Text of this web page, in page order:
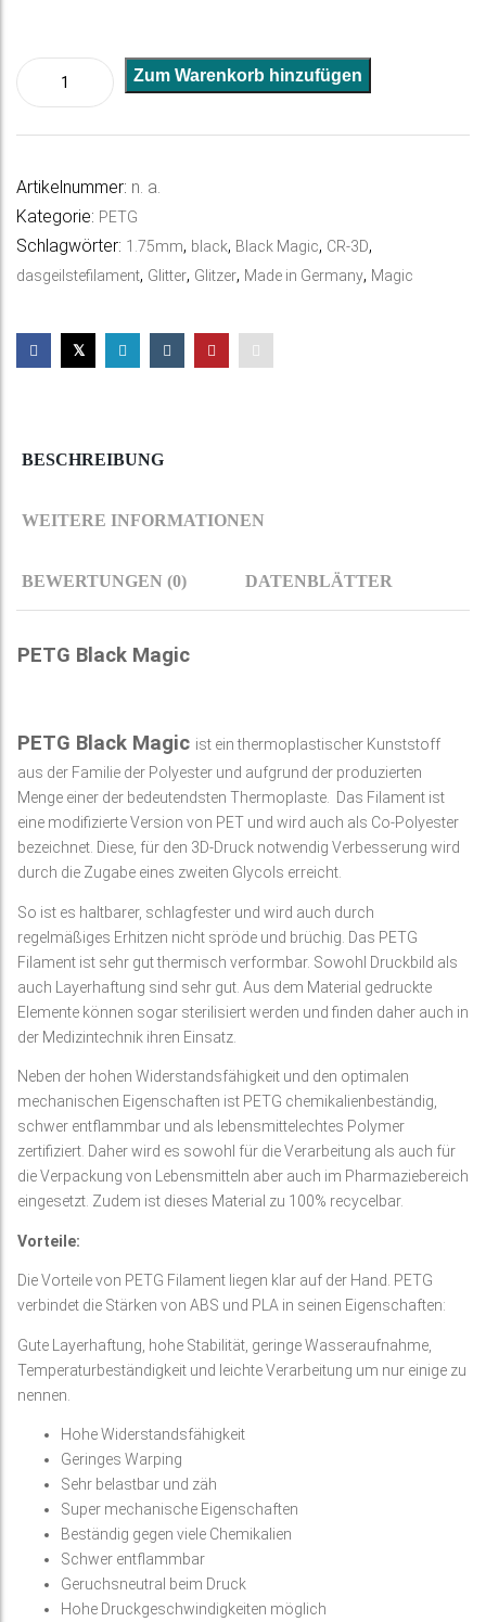
PETG
Black
Magic
Zum Warenkorb hinzufügen
t
t
Artikelnummer: n. a.
Kategorie: PETG
Schlagwörter: 1.75mm, black, Black Magic, CR-3D,
dasgeilstefilament, Glitter, Glitzer, Made in Germany, Magic
BESCHREIBUNG
WEITERE INFORMATIONEN
BEWERTUNGEN (0) DATENBLÄTTER
PETG Black Magic
PETG Black Magic ist ein thermoplastischer Kunststoff
aus der Familie der Polyester und aufgrund der produzierten
Menge einer der bedeutendsten Thermoplaste. Das Filament ist
eine modifizierte Version von PET und wird auch als Co-Polyester
bezeichnet. Diese, für den 3D-Druck notwendig Verbesserung wird
durch die Zugabe eines zweiten Glycols erreicht.
So ist es haltbarer, schlagfester und wird auch durch
regelmäßiges Erhitzen nicht spröde und brüchig. Das PETG
Filament ist sehr gut thermisch verformbar. Sowohl Druckbild als
auch Layerhaftung sind sehr gut. Aus dem Material gedruckte
Elemente können sogar sterilisiert werden und finden daher auch in
der Medizintechnik ihren Einsatz.
Neben der hohen Widerstandsfähigkeit und den optimalen
mechanischen Eigenschaften ist PETG chemikalienbeständig,
schwer entflammbar und als lebensmittelechtes Polymer
zertifiziert. Daher wird es sowohl für die Verarbeitung als auch für
die Verpackung von Lebensmitteln aber auch im Pharmaziebereich
eingesetzt. Zudem ist dieses Material zu 100% recycelbar.
Vorteile:
Die Vorteile von PETG Filament liegen klar auf der Hand. PETG
verbindet die Stärken von ABS und PLA in seinen Eigenschaften:
Gute Layerhaftung, hohe Stabilität, geringe Wasseraufnahme,
Temperaturbeständigkeit und leichte Verarbeitung um nur einige zu
nennen.
Hohe Widerstandsfähigkeit
Geringes Warping
Sehr belastbar und zäh
Super mechanische Eigenschaften
Beständig gegen viele Chemikalien
Schwer entflammbar
Geruchsneutral beim Druck
Hohe Druckgeschwindigkeiten möglich